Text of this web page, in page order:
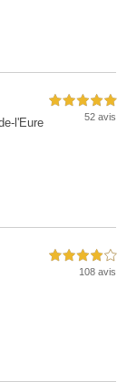
l'Eure
5,0 étoiles sur 5
52 avis
4,0 étoiles sur 5
108 avis